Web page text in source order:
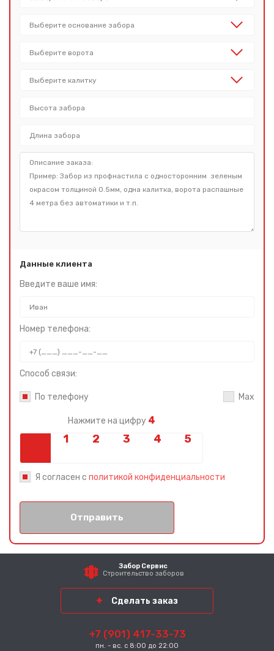
Данные клиента
Введите ваше имя:
Номер телефона:
Способ связи:
По телефону Max
Нажмите на цифру 4
Я согласен с политикой конфиденциальности
Отправить
Забор Сервис
Строительство заборов
Сделать заказ
+7 (901) 417-33-73
пн. - вс. с 8:00 до 22:00